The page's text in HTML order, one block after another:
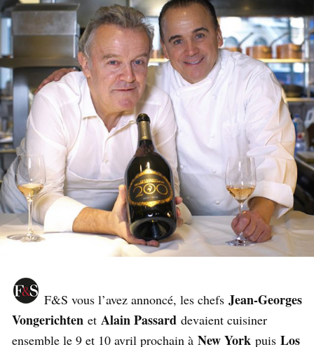
F&S vous l’avez annoncé, les chefs Jean-Georges
Vongerichten et Alain Passard devaient cuisiner
ensemble le 9 et 10 avril prochain à New York puis Los